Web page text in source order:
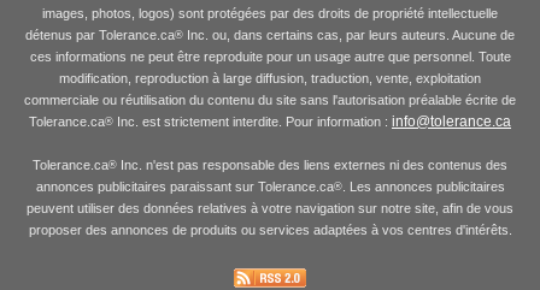
images, photos, logos) sont protégées par des droits de propriété intellectuelle
détenus par Tolerance.ca® Inc. ou, dans certains cas, par leurs auteurs. Aucune de
ces informations ne peut être reproduite pour un usage autre que personnel. Toute
modification, reproduction à large diffusion, traduction, vente, exploitation
commerciale ou réutilisation du contenu du site sans l'autorisation préalable écrite de
Tolerance.ca® Inc. est strictement interdite. Pour information : info@tolerance.ca
Tolerance.ca® Inc. n'est pas responsable des liens externes ni des contenus des
annonces publicitaires paraissant sur Tolerance.ca®. Les annonces publicitaires
peuvent utiliser des données relatives à votre navigation sur notre site, afin de vous
proposer des annonces de produits ou services adaptées à vos centres d'intérêts.